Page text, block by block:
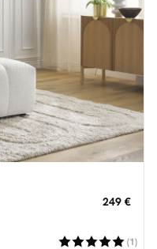
249 €
(1)